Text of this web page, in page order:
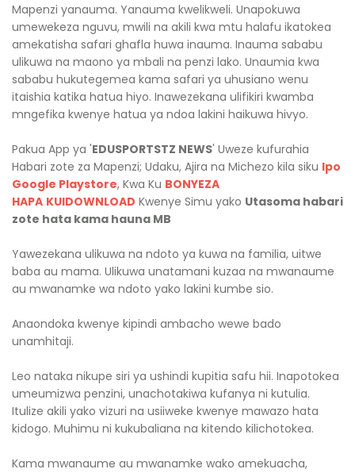
Mapenzi yanauma. Yanauma kwelikweli. Unapokuwa
umewekeza nguvu, mwili na akili kwa mtu halafu ikatokea
amekatisha safari ghafla huwa inauma. Inauma sababu
ulikuwa na maono ya mbali na penzi lako. Unaumia kwa
sababu hukutegemea kama safari ya uhusiano wenu
itaishia katika hatua hiyo. Inawezekana ulifikiri kwamba
mngefika kwenye hatua ya ndoa lakini haikuwa hivyo.
Pakua App ya 'EDUSPORTSTZ NEWS' Uweze kufurahia
Habari zote za Mapenzi; Udaku, Ajira na Michezo kila siku Ipo
Google Playstore, Kwa Ku BONYEZA
HAPA KUIDOWNLOAD Kwenye Simu yako Utasoma habari
zote hata kama hauna MB
Yawezekana ulikuwa na ndoto ya kuwa na familia, uitwe
baba au mama. Ulikuwa unatamani kuzaa na mwanaume
au mwanamke wa ndoto yako lakini kumbe sio.
Anaondoka kwenye kipindi ambacho wewe bado
unamhitaji.
Leo nataka nikupe siri ya ushindi kupitia safu hii. Inapotokea
umeumizwa penzini, unachotakiwa kufanya ni kutulia.
Itulize akili yako vizuri na usiiweke kwenye mawazo hata
kidogo. Muhimu ni kukubaliana na kitendo kilichotokea.
Kama mwanaume au mwanamke wako amekuacha,